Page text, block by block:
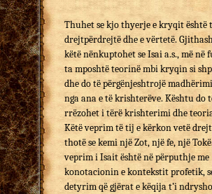
Thuhet se kjo thyerje e kryqit është
drejtpërdrejtë dhe e vërtetë.
këtë nënkuptohet se Isai a.s., më në
ta mposhtë teorinë mbi kryqin si
dhe do të përgënjeshtrojë
nga ana e të krishterëve. Kështu do
rrëzohet i tërë krishterimi dhe
Këtë veprim të tij e kërkon vetë
thotë se kemi një Zot, një fe, një
veprim i Isait është në përputhje me
konotacionin e kontekstit profetik,
detyrim që gjërat e këqija t’i